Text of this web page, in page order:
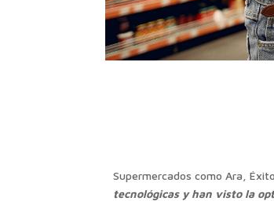
Supermercados como Ara,
tecnológicas y han visto la